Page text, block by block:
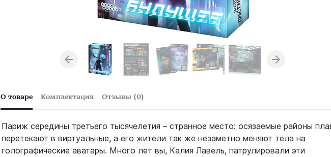
О товаре Комплектация Отзывы (0)
Париж середины третьего тысячелетия – странное место: осязаемые районы
перетекают в виртуальные, а его жители так же незаметно меняют тела на
голографические аватары. Много лет вы, Калия Лавель, патрулировали эти